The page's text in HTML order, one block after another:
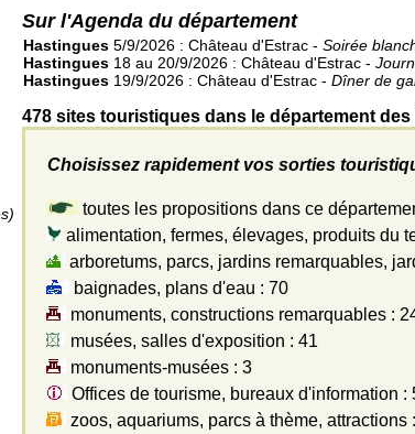
Sur l'Agenda du département
Hastingues 5/9/2026 : Château d'Estrac - Soirée
Hastingues 18 au 20/9/2026 : Château d'Estrac -
Hastingues 19/9/2026 : Château d'Estrac - Dîner de
478 sites touristiques dans le département
Choisissez rapidement vos sorties
toutes les propositions dans ce
alimentation, fermes, élevages, produits du
arboretums, parcs, jardins remarquables,
baignades, plans d'eau : 70
monuments, constructions remarquables :
musées, salles d'exposition : 41
monuments-musées : 3
Offices de tourisme, bureaux d'information :
zoos, aquariums, parcs à thème, attractions